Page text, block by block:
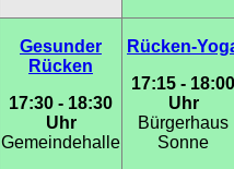
Gesunder
Rücken
17:30 - 18:30
Uhr
Gemeindehalle
Rücken-
17:15 - 18:00
Uhr
Bürgerhaus
Sonne